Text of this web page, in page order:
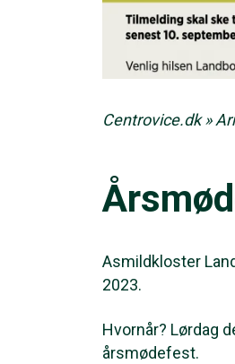
Centrovice.dk»
Asmildkloster
2023.
Hvornår? Lørdag
årsmødefest.